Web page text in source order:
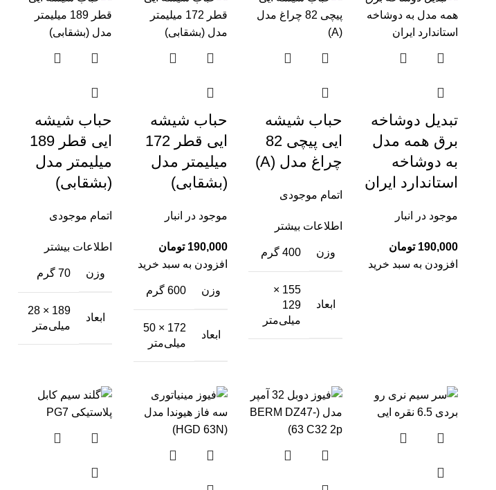
تبدیل دوشاخه
برق همه مدل
به دوشاخه
استاندارد ایران
موجود در انبار
تومان
افزودن به سبد خرید
حباب شیشه
ایی پیچی 82
چراغ مدل (A)
اتمام موجودی
اطلاعات بیشتر
وزن 400 گرم
ابعاد
155 ×
129
میلی‌متر
حباب شیشه
ایی قطر 172
میلیمتر مدل
(بشقابی)
موجود در انبار
تومان
افزودن به سبد خرید
وزن 600 گرم
ابعاد
172 × 50
میلی‌متر
حباب شیشه
ایی قطر 189
میلیمتر مدل
(بشقابی)
اتمام موجودی
اطلاعات بیشتر
وزن 70 گرم
ابعاد
189 × 28
میلی‌متر